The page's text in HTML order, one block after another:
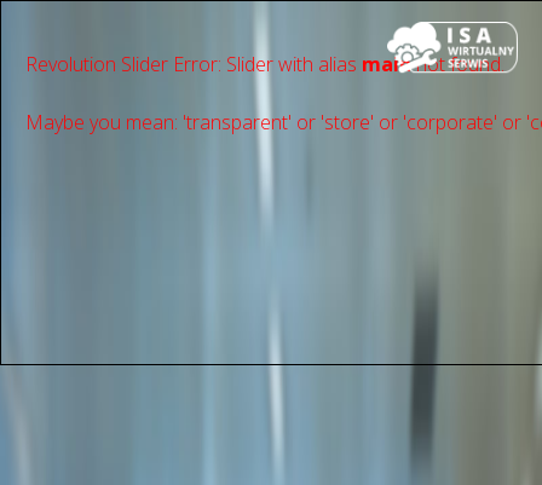
Revolution Slider Error: Slider with alias mainnot found.
Maybe you mean: 'transparent' or 'store' or 'сorporate' or